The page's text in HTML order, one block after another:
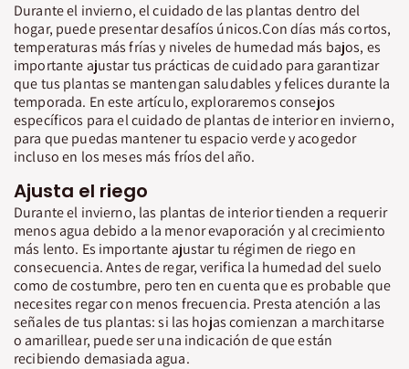
Durante el invierno, el cuidado de las plantas dentro del
hogar, puede presentar desafíos únicos.Con días más cortos,
temperaturas más frías y niveles de humedad más bajos, es
importante ajustar tus prácticas de cuidado para garantizar
que tus plantas se mantengan saludables y felices durante la
temporada. En este artículo, exploraremos consejos
específicos para el cuidado de plantas de interior en invierno,
para que puedas mantener tu espacio verde y acogedor
incluso en los meses más fríos del año.
Ajusta el riego
Durante el invierno, las plantas de interior tienden a requerir
menos agua debido a la menor evaporación y al crecimiento
más lento. Es importante ajustar tu régimen de riego en
consecuencia. Antes de regar, verifica la humedad del suelo
como de costumbre, pero ten en cuenta que es probable que
necesites regar con menos frecuencia. Presta atención a las
señales de tus plantas: si las hojas comienzan a marchitarse
o amarillear, puede ser una indicación de que están
recibiendo demasiada agua.